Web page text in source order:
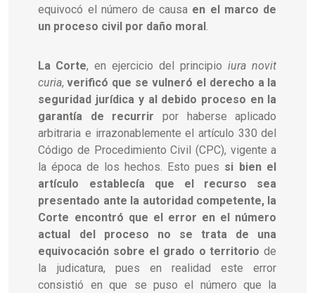
equivocó el número de causa en el marco de
un proceso civil por daño moral.
La Corte, en ejercicio del principioiura novit
curia,verificó que se vulneró el derecho a la
seguridad jurídica y al debido proceso en la
garantía de recurrir por haberse aplicado
arbitraria e irrazonablemente el artículo 330 del
Código de Procedimiento Civil (CPC), vigente a
la época de los hechos. Esto pues si bien el
artículo establecía que el recurso sea
presentado ante la autoridad competente, la
Corte encontró que el error en el número
actual del proceso no se trata de una
equivocación sobre el grado o territorio de
la judicatura, pues en realidad este error
consistió en que se puso el número que la